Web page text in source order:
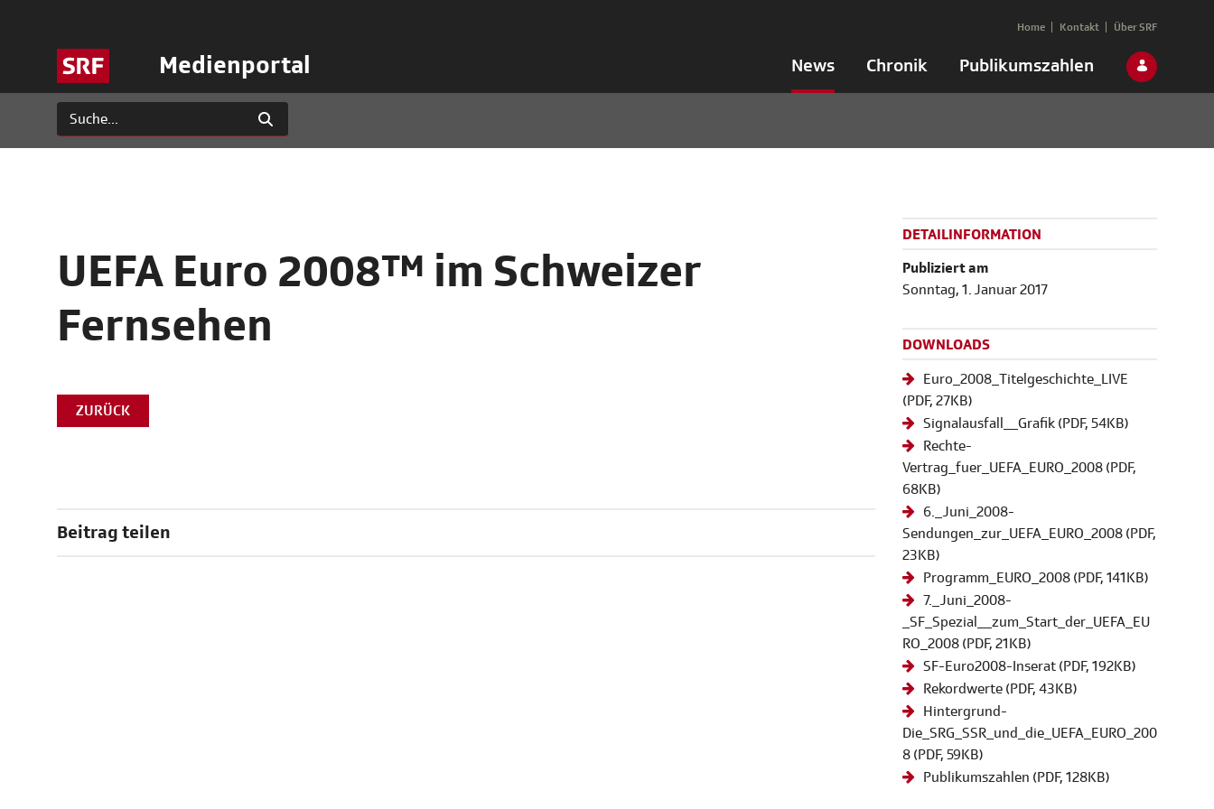
Medienportal News Chronik Publikumszahlen
Home Kontakt Über SRF
UEFA Euro 2008™ im Schweizer
Fernsehen
ZURÜCK
Beitrag teilen
DETAILINFORMATION
Publiziert am
Sonntag, 1. Januar 2017
DOWNLOADS
Euro_2008_Titelgeschichte_LIVE
(PDF, 27KB)
Signalausfall__Grafik (PDF, 54KB)
Rechte-
Vertrag_fuer_UEFA_EURO_2008 (PDF,
68KB)
6._Juni_2008-
Sendungen_zur_UEFA_EURO_2008 (PDF,
23KB)
Programm_EURO_2008 (PDF, 141KB)
7._Juni_2008-
_SF_Spezial__zum_Start_der_UEFA_EU
RO_2008 (PDF, 21KB)
SF-Euro2008-Inserat (PDF, 192KB)
Rekordwerte (PDF, 43KB)
Hintergrund-
Die_SRG_SSR_und_die_UEFA_EURO_200
8 (PDF, 59KB)
Publikumszahlen (PDF, 128KB)